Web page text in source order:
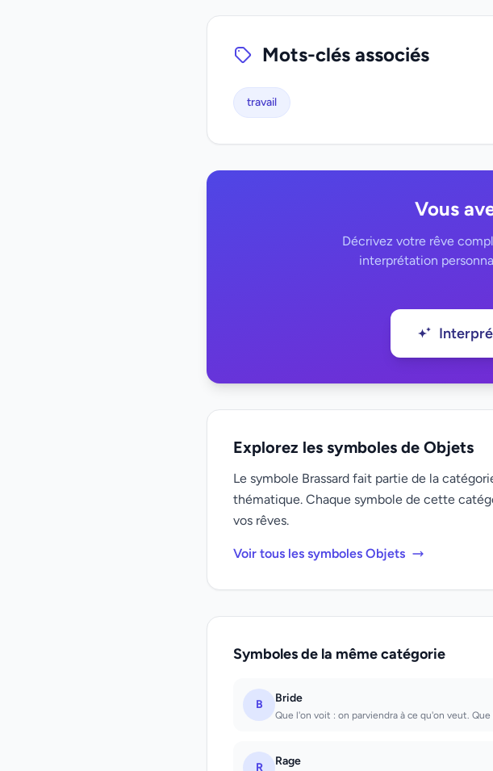
Mots-clés associés
travail
Vous
Décrivez votre rêve
interprétation
Explorez les symboles de Objets
Le symbole Brassard fait partie de la
thématique. Chaque symbole de cette
vos rêves.
Voir tous les symboles Objets
Symboles de la même catégorie
B Bride
Que l'on voit : on parviendra à ce qu'on veut.
R Rage